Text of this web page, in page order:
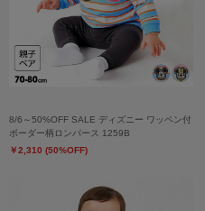
8/6～50%OFF SALE ディズニー ワッペン付
ボーダー柄ロンパース 1259B
￥2,310 (50%OFF)